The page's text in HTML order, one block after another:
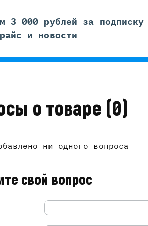
3 000 рублей за подписку
и новости
о товаре (0)
ни одного вопроса
свой вопрос